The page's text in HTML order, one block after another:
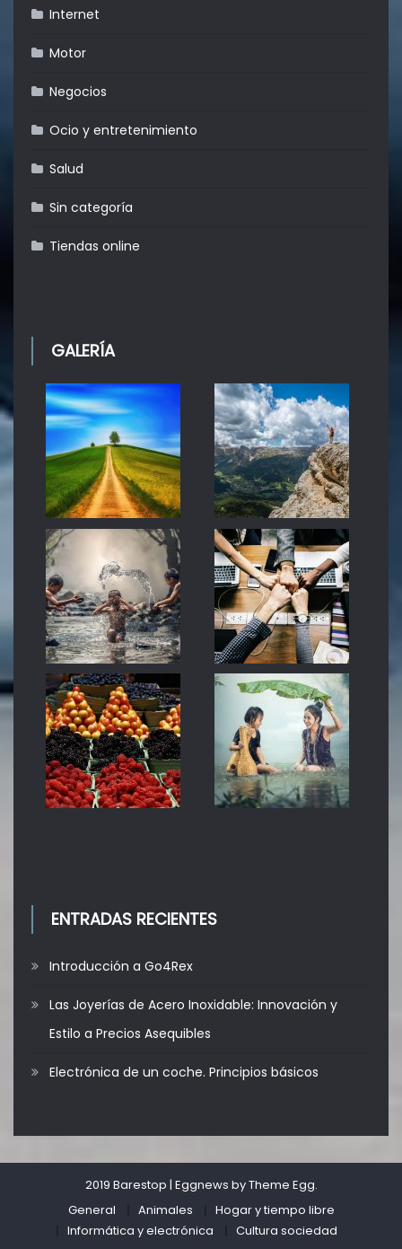
Internet
Motor
Negocios
Ocio y entretenimiento
Salud
Sin categoría
Tiendas online
GALERÍA
ENTRADAS RECIENTES
Introducción a Go4Rex
Las Joyerías de Acero Inoxidable: Innovación y
Estilo a Precios Asequibles
Electrónica de un coche. Principios básicos
2019 Barestop | Eggnews byTheme Egg.
General
Animales
Hogar y tiempo libre
Informática y electrónica
Cultura sociedad